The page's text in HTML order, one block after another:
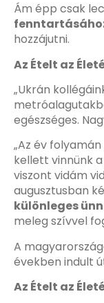
Ám épp csak
hozzájutni.
Az Ételt az
„Ukrán
egészséges.
„Az év
kellett vinnünk
viszont vidám
augusztusban
különleges
meleg szívvel
A
években indult
Az Ételt az